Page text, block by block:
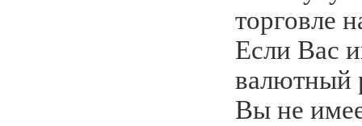
торговле
Если Вас
валютный
Вы не